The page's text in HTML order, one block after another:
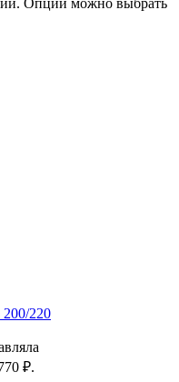
Опции можно выбрать
220
₽.